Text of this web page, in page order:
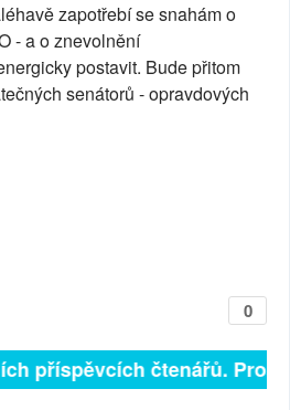
zapotřebí se snahám o
- a o znevolnění
postavit. Bude přitom
senátorů - opravdových
0
příspěvcích čtenářů.